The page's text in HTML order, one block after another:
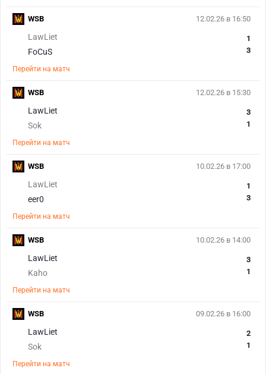
12.02.26 в 16:50
LawLiet
FoCuS
1
3
Перейти на матч
WSB
12.02.26 в 15:30
LawLiet
Sok
3
1
Перейти на матч
WSB
10.02.26 в 17:00
LawLiet
eer0
1
3
Перейти на матч
WSB
10.02.26 в 14:00
LawLiet
Kaho
3
1
Перейти на матч
WSB
09.02.26 в 16:00
LawLiet
Sok
2
1
Перейти на матч
WSB